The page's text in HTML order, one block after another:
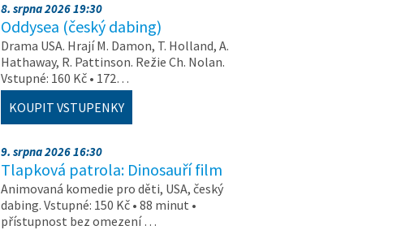
8. srpna 2026 19:30
Oddysea (český dabing)
Drama USA. Hrají M. Damon, T. Holland, A.
Hathaway, R. Pattinson. Režie Ch. Nolan.
Vstupné: 160 Kč • 172…
KOUPIT VSTUPENKY
9. srpna 2026 16:30
Tlapková patrola: Dinosauří film
Animovaná komedie pro děti, USA, český
dabing. Vstupné: 150 Kč • 88 minut •
přístupnost bez omezení …